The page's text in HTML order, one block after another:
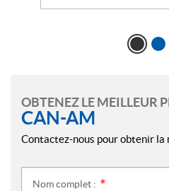
OBTENEZ LE MEILLEUR
CAN-AM
Contactez-nous pour obtenir la
Nom complet :